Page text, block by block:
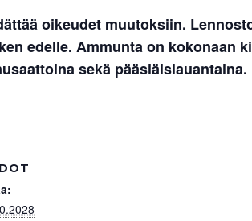
oikeudet muutoksiin.
edelle. Ammunta on kokonaan
sekä pääsiäislauantaina.